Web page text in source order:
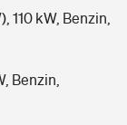
110 kW, Benzin,
Benzin,